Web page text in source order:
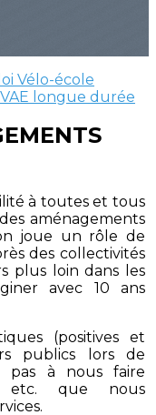
Vélo-école
longue durée
à toutes et tous
aménagements
joue un rôle de
des collectivités
plus loin dans les
avec 10 ans
(positives et
publics lors de
pas à nous faire
etc. que nous